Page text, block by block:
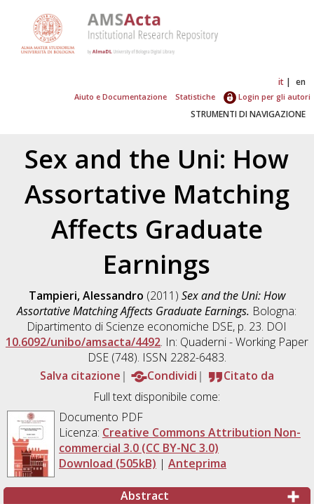
it en
Aiuto e Documentazione Statistiche Login per gli autori
STRUMENTI DI NAVIGAZIONE
Sex and the Uni: How
Assortative Matching
Affects Graduate
Earnings
Tampieri, Alessandro (2011) Sex and the Uni: How
Assortative Matching Affects Graduate Earnings. Bologna:
Dipartimento di Scienze economiche DSE, p. 23. DOI
10.6092/unibo/amsacta/4492. In: Quaderni - Working Paper
DSE (748). ISSN 2282-6483.
Salva citazione
Condividi
Citato da
Full text disponibile come:
Documento PDF
Licenza: Creative Commons Attribution Non-
commercial 3.0 (CC BY-NC 3.0)
Download (505kB) | Anteprima
Abstract